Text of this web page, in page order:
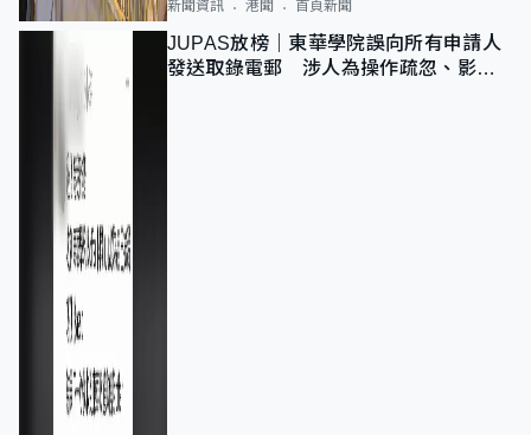
新聞資訊 港聞 首頁新聞
JUPAS放榜｜東華學院誤向所有申請人
發送取錄電郵 涉人為操作疏忽、影響